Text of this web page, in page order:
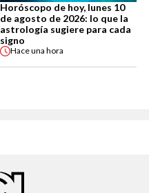
Horóscopo de hoy, lunes 10
de agosto de 2026: lo que la
astrología sugiere para cada
signo
Haceuna hora